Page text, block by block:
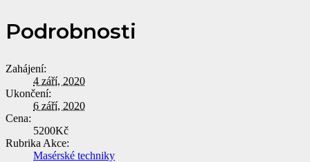
Podrobnosti
Zahájení:
4 září, 2020
Ukončení:
6 září, 2020
Cena:
5200Kč
Rubrika Akce:
Masérské techniky